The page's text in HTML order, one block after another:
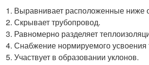
Выравнивает расположенные ниже
Скрывает трубопровод.
Равномерно разделяет
Снабжение нормируемого усвоения
Участвует в образовании уклонов.